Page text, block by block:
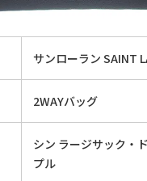
サンローラン SAINT
2WAYバッグ
シン ラージサック・
プル